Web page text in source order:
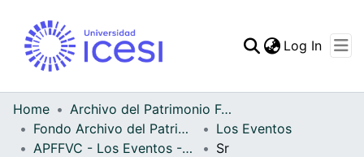
Statistics
Log In
Home
Archivo del Patrimonio Fotográfico y Fílmico del Valle del Cauca
Fondo Archivo del Patrimonio Fotográfico y Fílmico del Valle del Cauca
Los Eventos
APFFVC - Los Eventos - Patrimonial
Sr